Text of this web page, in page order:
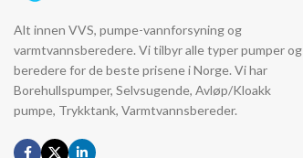
Alt innen VVS, pumpe-vannforsyning og
varmtvannsberedere. Vi tilbyr alle typer pumper og
beredere for de beste prisene i Norge. Vi har
Borehullspumper, Selvsugende, Avløp/Kloakk
pumpe, Trykktank, Varmtvannsbereder.